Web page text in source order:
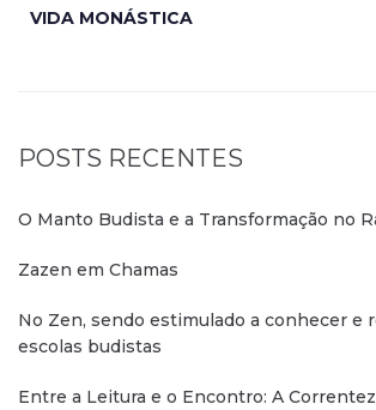
VIDA MONÁSTICA
POSTS RECENTES
O Manto Budista e a Transformação no
Zazen em Chamas
No Zen, sendo estimulado a conhecer e
escolas budistas
Entre a Leitura e o Encontro: A